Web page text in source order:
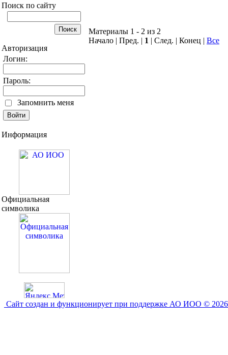
Поиск по сайту
Авторизация
Логин:
Пароль:
Запомнить меня
Информация
Официальная
символика
Материалы 1 - 2 из 2
Начало | Пред. | 1 | След. | Конец | Все
Сайт создан и функционирует при поддержке АО ИОО © 2026